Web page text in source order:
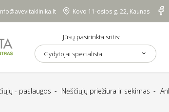
Kovo 11-osios g. 22, Kaunas
Jūsų pasirinkta sritis:
Gydytojai specialistai
- paslaugos Nėščiųjų priežiūra ir sekimas